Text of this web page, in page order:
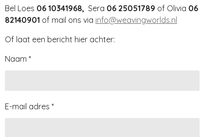
Bel Loes 06 10341968, Sera 06 25051789 of Olivia 06
82140901 of mail ons via info@weavingworlds.nl
Of laat een bericht hier achter:
Naam *
E-mail adres *